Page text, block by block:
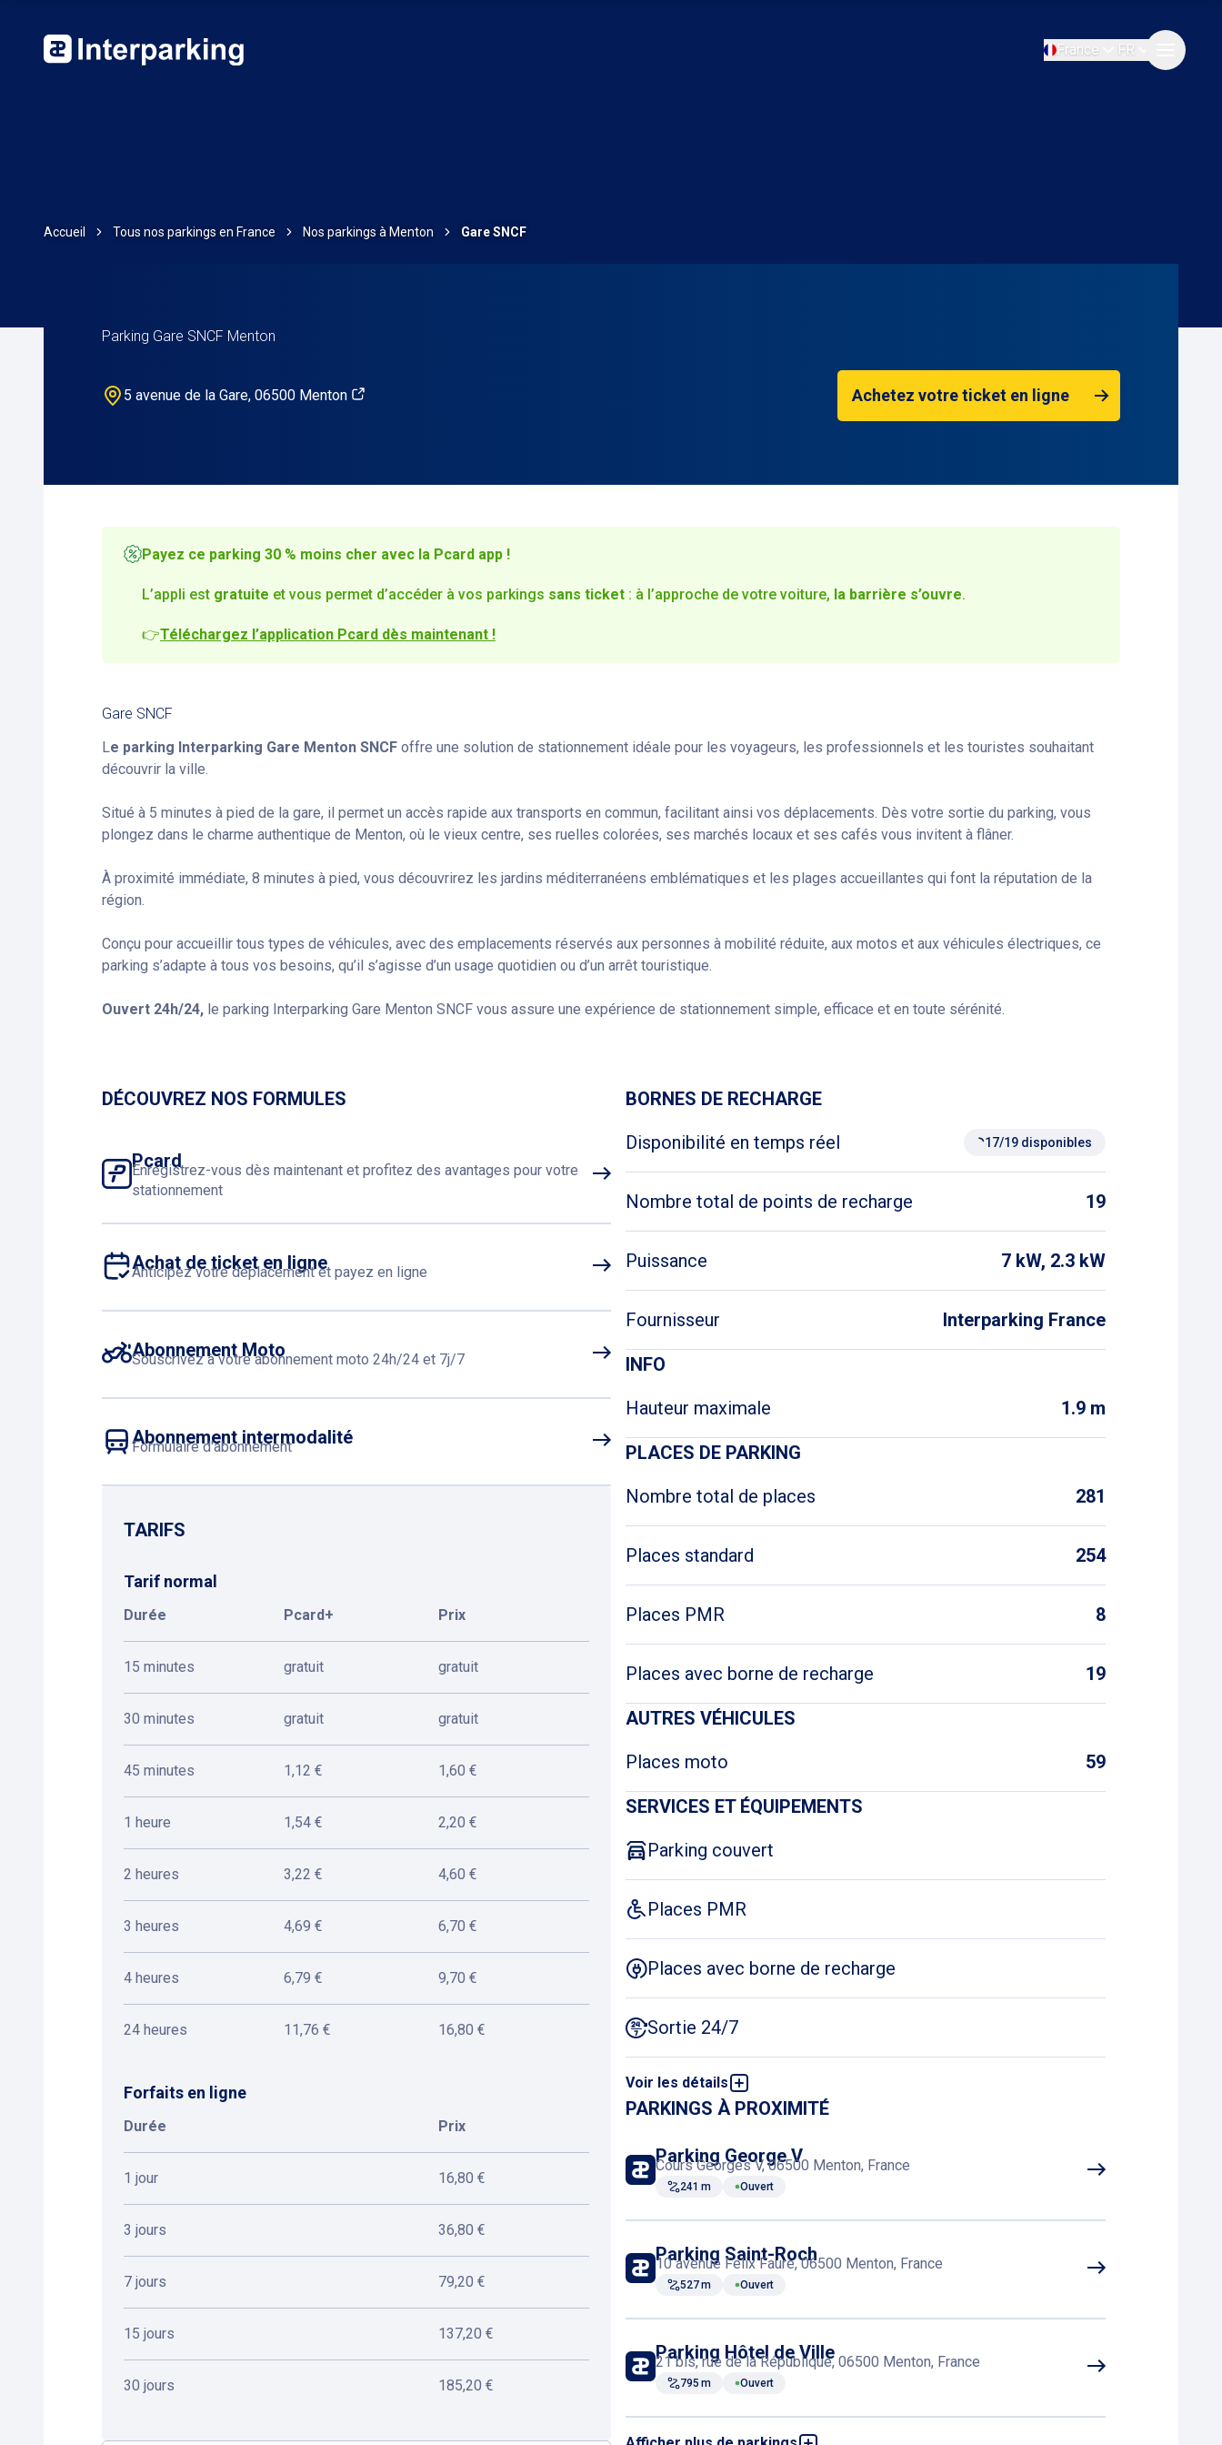
France FR
Accueil Tous nos parkings en France Nos parkings à Menton Gare SNCF
Parking Gare SNCF Menton
5 avenue de la Gare, 06500 Menton Achetez votre ticket en ligne
Payez ce parking 30 % moins cher avec la Pcard app !
L’appli est gratuite et vous permet d’accéder à vos parkings sans ticket : à l’approche de votre voiture, la barrière s’ouvre.
👉Téléchargez l’application Pcard dès maintenant !
Gare SNCF
Le parking Interparking Gare Menton SNCF offre une solution de stationnement idéale pour les voyageurs, les professionnels et les touristes souhaitant
découvrir la ville.
Situé à 5 minutes à pied de la gare, il permet un accès rapide aux transports en commun, facilitant ainsi vos déplacements. Dès votre sortie du parking, vous
plongez dans le charme authentique de Menton, où le vieux centre, ses ruelles colorées, ses marchés locaux et ses cafés vous invitent à flâner.
À proximité immédiate, 8 minutes à pied, vous découvrirez les jardins méditerranéens emblématiques et les plages accueillantes qui font la réputation de la
région.
Conçu pour accueillir tous types de véhicules, avec des emplacements réservés aux personnes à mobilité réduite, aux motos et aux véhicules électriques, ce
parking s’adapte à tous vos besoins, qu’il s’agisse d’un usage quotidien ou d’un arrêt touristique.
Ouvert 24h/24, le parking Interparking Gare Menton SNCF vous assure une expérience de stationnement simple, efficace et en toute sérénité.
DÉCOUVREZ NOS FORMULES
Pcard
Enregistrez-vous dès maintenant et profitez des avantages pour votre
stationnement
Achat de ticket en ligne
Anticipez votre déplacement et payez en ligne
Abonnement Moto
Souscrivez à votre abonnement moto 24h/24 et 7j/7
Abonnement intermodalité
Formulaire d'abonnement
TARIFS
Tarif normal
Durée Pcard+ Prix
15 minutes gratuit gratuit
30 minutes gratuit gratuit
45 minutes 1,12 € 1,60 €
1 heure 1,54 € 2,20 €
2 heures 3,22 € 4,60 €
3 heures 4,69 € 6,70 €
4 heures 6,79 € 9,70 €
24 heures 11,76 € 16,80 €
Forfaits en ligne
Durée Prix
1 jour 16,80 €
3 jours 36,80 €
7 jours 79,20 €
15 jours 137,20 €
30 jours 185,20 €
BORNES DE RECHARGE
Disponibilité en temps réel
17/19 disponibles
Nombre total de points de recharge 19
Puissance 7 kW, 2.3 kW
Fournisseur Interparking France
INFO
Hauteur maximale
1.9 m
PLACES DE PARKING
Nombre total de places
281
Places standard 254
Places PMR 8
Places avec borne de recharge 19
AUTRES VÉHICULES
Places moto
59
SERVICES ET ÉQUIPEMENTS
Parking couvert
Places PMR
Places avec borne de recharge
Sortie 24/7
Voir les détails
Places deux-roues
PARKINGS À PROXIMITÉ
Parking George V
Cours Georges V, 06500 Menton, France
241 m Ouvert
Parking Saint-Roch
10 avenue Felix Faure, 06500 Menton, France
527 m Ouvert
Parking Hôtel de Ville
21 bis, rue de la République, 06500 Menton, France
795 m Ouvert